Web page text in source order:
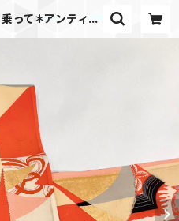
って＊アンティー